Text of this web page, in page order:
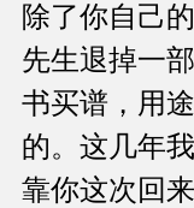
除了你自己
先生退掉一
书买谱，用
的。这几年
靠你这次回